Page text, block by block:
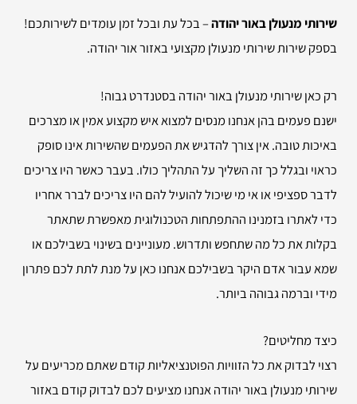
שירותי מנעולן באור יהודה– בכל עת ובכל זמן עומדים לשירותכם!
בספק שירות שירותי מנעולן מקצועי באזור אור יהודה.
רק כאן שירותי מנעולן באור יהודה בסטנדרט גבוה!
ישנם פעמים בהן אנחנו מנסים למצוא איש מקצוע אמין או מצרכים
באיכות טובה. אין צורך להדגיש את הפעמים שהשירות אינו סופק
כראוי ובגלל כך זה השליך על התהליך כולו. בעבר כאשר היו צריכים
לדבר ספציפי או אי מי שיכול להועיל להם היו צריכים לברר אחריו
כדי לאתרו בזמנינו ההתפתחות הטכנולוגית מאפשרת שתאתר
בקלות את כל מה שתחפש ותדרוש. מעוניינים בשינוי בשבילכם או
שמא עבור אדם היקר בשבילכם אנחנו כאן על מנת לתת לכם פתרון
מידי וברמה גבוהה ביותר.
כיצד מחליטים?
רצוי לבדוק את כל הזוויות הפוטנציאליות קודם שאתם מכריעים על
שירותי מנעולן באור יהודה אנחנו מציעים לכם לבדוק קודם באזור